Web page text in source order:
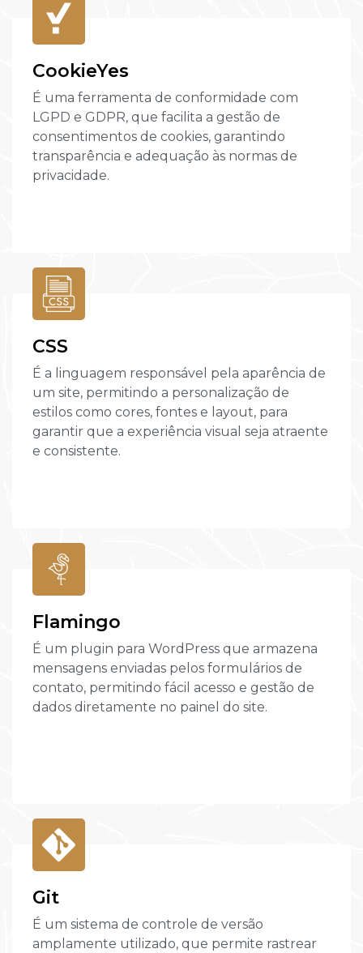
CookieYes
É uma ferramenta de conformidade com
LGPD e GDPR, que facilita a gestão de
consentimentos de cookies, garantindo
transparência e adequação às normas de
privacidade.
CSS
É a linguagem responsável pela aparência de
um site, permitindo a personalização de
estilos como cores, fontes e layout, para
garantir que a experiência visual seja atraente
e consistente.
Flamingo
É um plugin para WordPress que armazena
mensagens enviadas pelos formulários de
contato, permitindo fácil acesso e gestão de
dados diretamente no painel do site.
Git
É um sistema de controle de versão
amplamente utilizado, que permite rastrear